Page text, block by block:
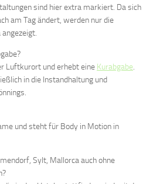
sind hier extra markiert. Da sich
am Tag ändert, werden nur die
Luftkurort und erhebt eine Kurabgabe.
in die Instandhaltung und
und steht für Body in Motion in
Sylt, Mallorca auch ohne